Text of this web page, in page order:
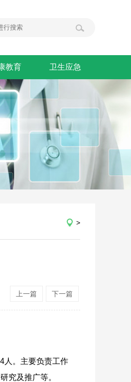
教育 卫生应急
>
下一篇
上一篇
人。主要负责工作
究及推广等。